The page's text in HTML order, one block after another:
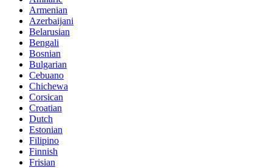
Armenian
Azerbaijani
Belarusian
Bengali
Bosnian
Bulgarian
Cebuano
Chichewa
Corsican
Croatian
Dutch
Estonian
Filipino
Finnish
Frisian